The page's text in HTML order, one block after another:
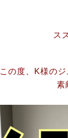
ス
この度、K様の
素